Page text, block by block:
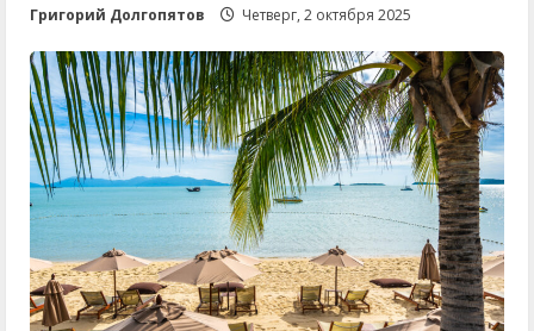
Григорий Долгопятов Четверг, 2 октября 2025